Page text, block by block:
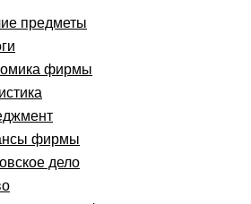
предметы
фирмы
фирмы
дело